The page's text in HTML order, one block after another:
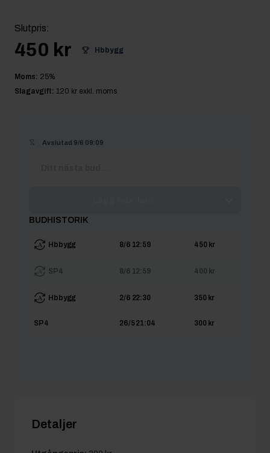
Slutpris:
450 kr Hbbygg
Moms: 25%
Slagavgift: 120 kr exkl. moms
Avslutad 9/6 09:09
BUDHISTORIK
Hbbygg 8/6 12:59 450 kr
SP4 8/6 12:59 400 kr
Hbbygg 2/6 22:30 350 kr
SP4 26/5 21:04 300 kr
Detaljer